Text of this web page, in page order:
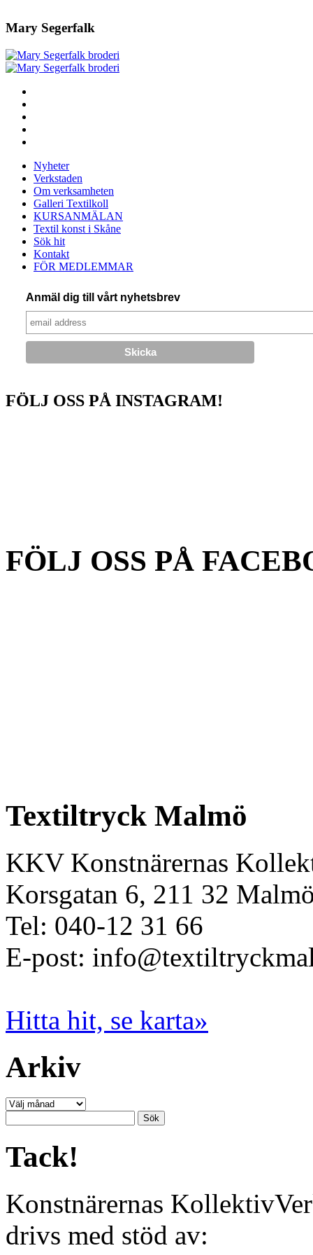
Mary Segerfalk
Nyheter
Verkstaden
Om verksamheten
Galleri Textilkoll
KURSANMÄLAN
Textil konst i Skåne
Sök hit
Kontakt
FÖR MEDLEMMAR
Anmäl dig till vårt nyhetsbrev
FÖLJ OSS PÅ INSTAGRAM!
FÖLJ OSS PÅ
Textiltryck Malmö
KKV Konstnärernas
Korsgatan 6, 211 32
Tel: 040-12 31 66
E-post:
Hitta hit, se karta»
Arkiv
Arkiv
efter:
Tack!
Konstnärernas
drivs med stöd av: